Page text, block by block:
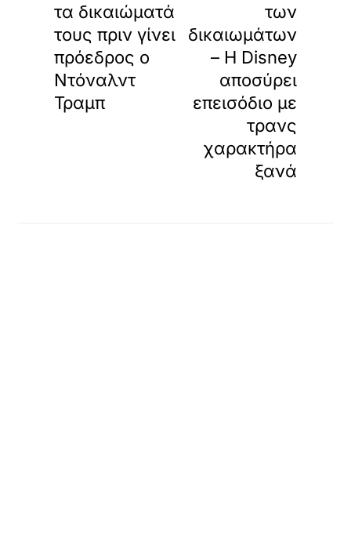
τα δικαιώματά
τους πριν γίνει
πρόεδρος ο
Ντόναλντ
Τραμπ
των
δικαιωμάτων
– Η Disney
αποσύρει
επεισόδιο με
τρανς
χαρακτήρα
ξανά